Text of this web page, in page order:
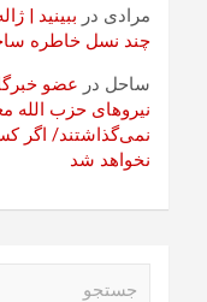
مرادی در ببینید |
چند نسل خاطره
ساحل در عضو
نیروهای حزب الله
نمی‌گذاشتند/ اگر
نخواهد شد